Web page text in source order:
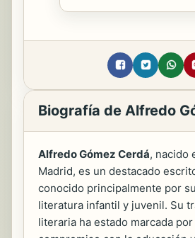
Biografía de Alfredo
Alfredo Gómez Cerdá, nacido
Madrid, es un destacado
conocido principalmente por
literatura infantil y juvenil. Su
literaria ha estado marcada